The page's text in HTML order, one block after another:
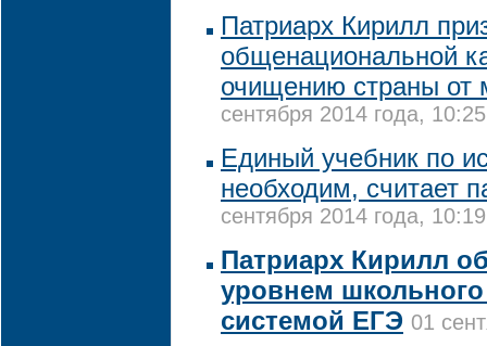
Патриарх Кирилл
общенациональной
очищению страны от
сентября 2014 года, 10:25
Единый учебник по
необходим, считает
сентября 2014 года, 10:19
Патриарх Кирилл
уровнем
системой ЕГЭ 01